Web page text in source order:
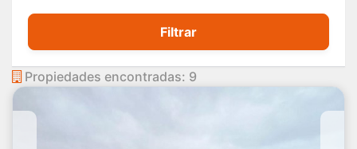
Filtrar
Propiedades encontradas: 9